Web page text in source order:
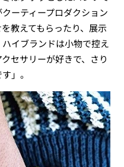
ーティープロダクション
教えてもらったり、展示
イブランドは小物で控え
セサリーが好きで、さり
」。